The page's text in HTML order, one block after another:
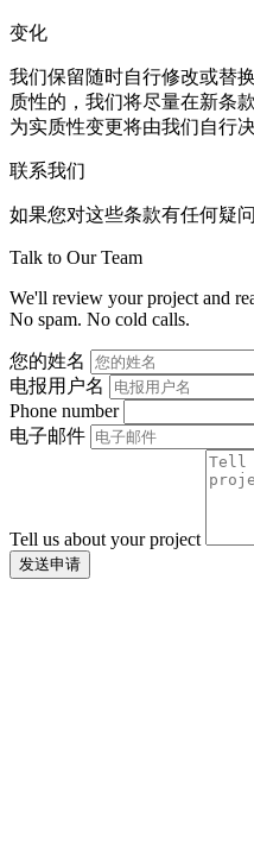
变化
我们保留随时自行修改或替
质性的，我们将尽量在新条
为实质性变更将由我们自行决
联系我们
如果您对这些条款有任何疑
Talk to Our Team
We'll review your project and
No spam. No cold calls.
您的姓名
电报用户名
Phone number
电子邮件
Tell us about your project
发送申请